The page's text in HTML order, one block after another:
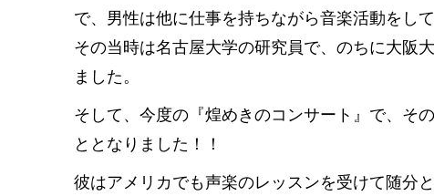
で、男性は他に仕事を持ちながら音楽活動をし
その当時は名古屋大学の研究員で、のちに大阪
ました。
そして、今度の『煌めきのコンサート』で、そ
ととなりました！！
彼はアメリカでも声楽のレッスンを受けて随分